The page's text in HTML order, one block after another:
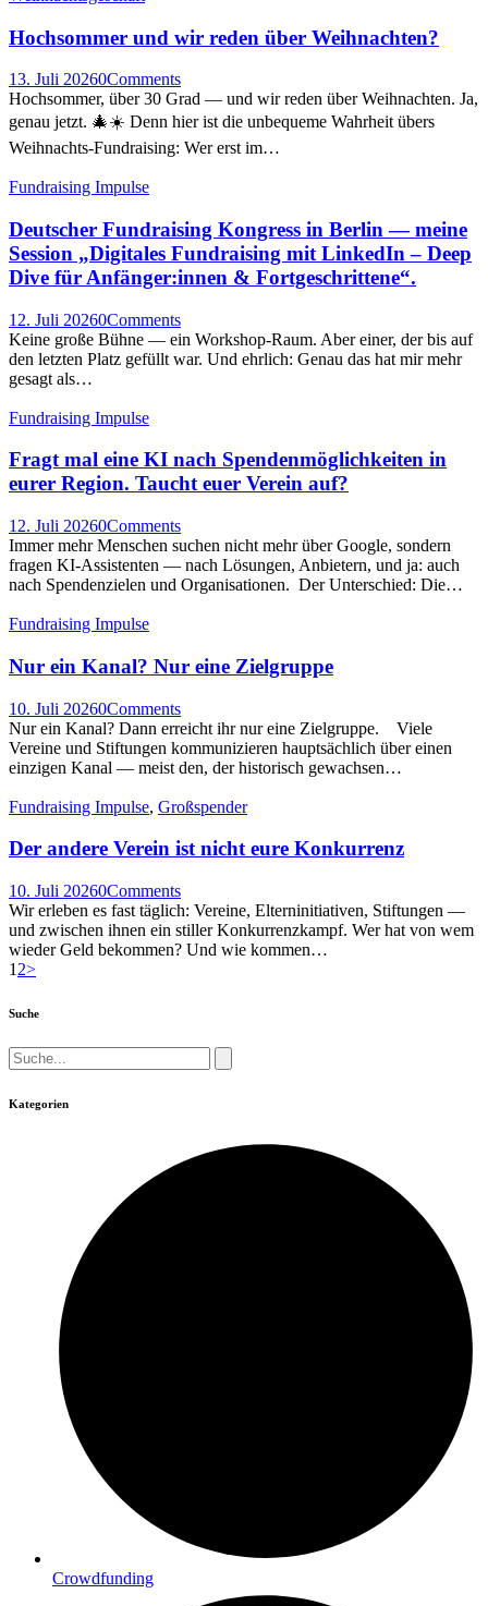
Hochsommer und wir reden über Weihnachten?
13. Juli 20260Comments
Hochsommer, über 30 Grad — und wir reden über Weihnachten. Ja,
genau jetzt. 🎄☀️ Denn hier ist die unbequeme Wahrheit übers
Weihnachts-Fundraising: Wer erst im…
Fundraising Impulse
Deutscher Fundraising Kongress in Berlin — meine
Session „Digitales Fundraising mit LinkedIn – Deep
Dive für Anfänger:innen & Fortgeschrittene“.
12. Juli 20260Comments
Keine große Bühne — ein Workshop-Raum. Aber einer, der bis auf
den letzten Platz gefüllt war. Und ehrlich: Genau das hat mir mehr
gesagt als…
Fundraising Impulse
Fragt mal eine KI nach Spendenmöglichkeiten in
eurer Region. Taucht euer Verein auf?
12. Juli 20260Comments
Immer mehr Menschen suchen nicht mehr über Google, sondern
fragen KI-Assistenten — nach Lösungen, Anbietern, und ja: auch
nach Spendenzielen und Organisationen. Der Unterschied: Die…
Fundraising Impulse
Nur ein Kanal? Nur eine Zielgruppe
10. Juli 20260Comments
Nur ein Kanal? Dann erreicht ihr nur eine Zielgruppe. Viele
Vereine und Stiftungen kommunizieren hauptsächlich über einen
einzigen Kanal — meist den, der historisch gewachsen…
Fundraising Impulse, Großspender
Der andere Verein ist nicht eure Konkurrenz
10. Juli 20260Comments
Wir erleben es fast täglich: Vereine, Elterninitiativen, Stiftungen —
und zwischen ihnen ein stiller Konkurrenzkampf. Wer hat von wem
wieder Geld bekommen? Und wie kommen…
Seitennummerierung
der
Page
1 Page
2>
Suche
Suche...
Kategorien
Crowdfunding